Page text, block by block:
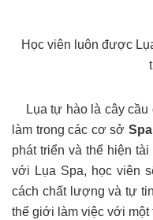
Học viên luôn được
Lụa tự hào là cây cầu
làm trong các cơ sở
phát triển và thể hiện
với Lụa Spa, học viên
cách chất lượng và tự
thế giới làm việc với